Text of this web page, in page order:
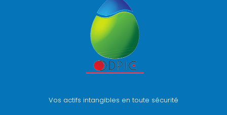
Vos actifs intangibles en toute sécurité